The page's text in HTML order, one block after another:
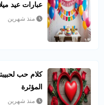
عبارات عيد
منذ شهرين
كلام حب
المؤثرة
منذ شهرين